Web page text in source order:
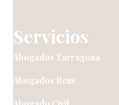
Servicios
Abogados Tarragona
Abogados Reus